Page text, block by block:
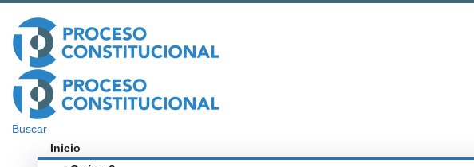
Buscar
Inicio